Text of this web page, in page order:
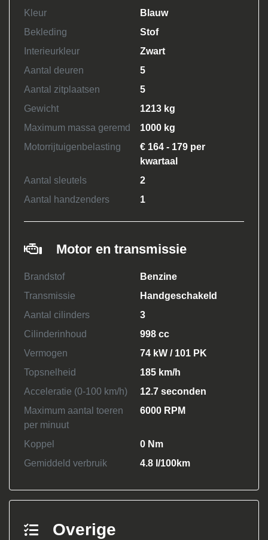
Kleur
Blauw
Bekleding
Stof
Interieurkleur
Zwart
Aantal deuren
5
Aantal zitplaatsen
5
Gewicht
1213 kg
Maximum massa geremd
1000 kg
Motorrijtuigenbelasting
€ 164 - 179 per
kwartaal
Aantal sleutels
2
Aantal handzenders
1
Motor en transmissie
Brandstof
Benzine
Transmissie
Handgeschakeld
Aantal cilinders
3
Cilinderinhoud
998 cc
Vermogen
74 kW / 101 PK
Topsnelheid
185 km/h
Acceleratie (0-100 km/h)
12.7 seconden
Maximum aantal toeren
per minuut
6000 RPM
Koppel
0 Nm
Gemiddeld verbruik
4.8 l/100km
Overige